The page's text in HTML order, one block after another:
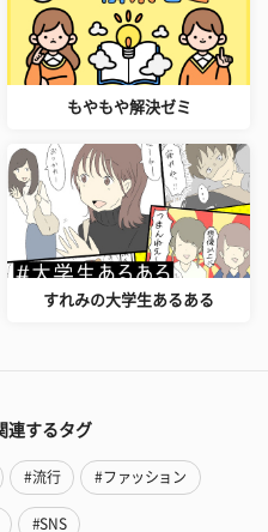
もやもや解決ゼミ
すれみの大学生あるある
連するタグ
#流行 #ファッション
#SNS